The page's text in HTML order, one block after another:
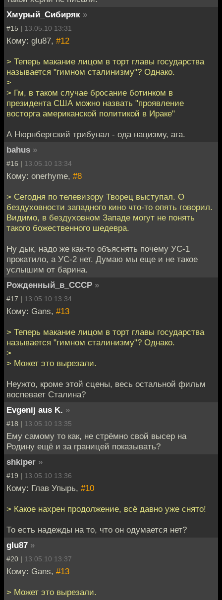
Хмурый_Сибиряк »
#15 | 13.05.10 13:31
Кому: glu87, #12
> Теперь макание лицом в торт главы государства
называется "гимном сталинизму"? Однако.
>
> Гм, в таком случае бросание ботинком в
президента США можно назвать "проявление
восторга американской политикой в Ираке"
А Нюрнбергский трибунал - ода нацизму, ага.
bahus »
#16 | 13.05.10 13:34
Кому: onerhyme, #8
> Сегодня по телевизору Творец выступал. О
бездуховности западного кино что-то опять говорил.
Видимо, в бездуховном Западе могут не понять
такого божественного шедевра.
Ну дык, надо же как-то объяснять почему УС-1
прокатило, а УС-2 нет. Думаю мы еще и не такое
услышим от барина.
Рожденный_в_СССР »
#17 | 13.05.10 13:34
Кому: Gans, #13
> Теперь макание лицом в торт главы государства
называется "гимном сталинизму"? Однако.
>
> Может это вырезали.
Неужто, кроме этой сцены, весь остальной фильм
воспевает Сталина?
Evgenij aus K. »
#18 | 13.05.10 13:35
Ему самому то как, не стрёмно свой высер на
Родину ещё и за границей показывать?
shkiper »
#19 | 13.05.10 13:36
Кому: Глав Упырь, #10
> Какое нахрен продолжение, всё давно уже снято!
То есть надежды на то, что он одумается нет?
glu87 »
#20 | 13.05.10 13:37
Кому: Gans, #13
> Может это вырезали.